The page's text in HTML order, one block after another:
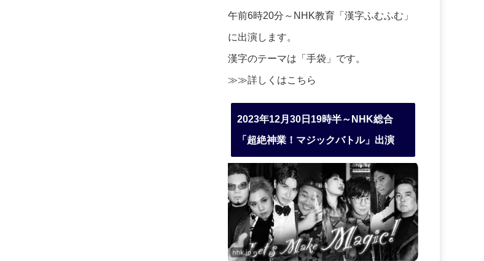
午前6時20分～NHK教育「漢字ふむふむ」
に出演します。
漢字のテーマは「手袋」です。
≫≫詳しくはこちら
2023年12月30日19時半～NHK総合
「超絶神業！マジックバトル」出演